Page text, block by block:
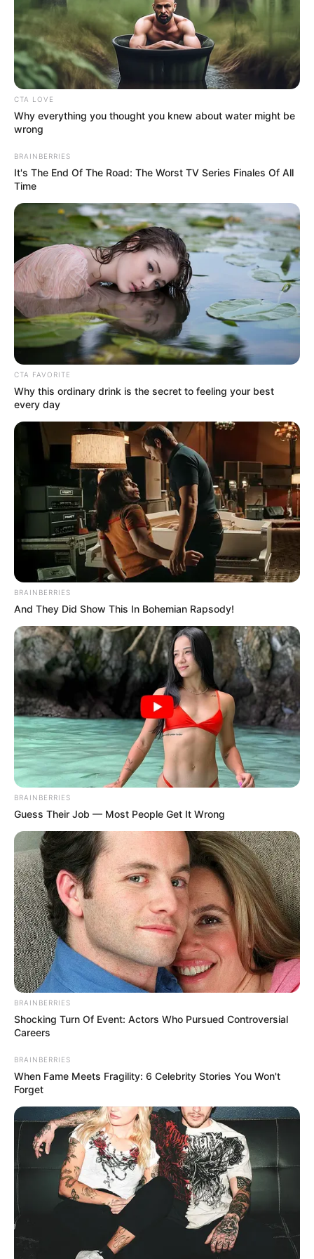
ΔΗΜΟΦΙΛΗ ΑΡΘΡΑ
BRICS: Η Ρωσία Και Η Ινδία Δεν
Χρειάζονται Πια Δολάριο ΗΠΑ
Παρασκευή, 2 Σεπτεμβρίου 2022, 19:13
BRICS: Η Ρωσία Και Η...
Το Judicial Watch
αποκαλύπτει το σχέδιο
προπαγάνδας της
κυβέρνησης Μπάιντεν για
την...
ΚΑΝΕΝΑΣ ΑΠΟ ΑΥΤΟΥΣ ΠΟΥ
ΕΤΡΕΞΑΝ ΤΗΝ ΑΤΖΕΝΤΑ ΤΟΥ
ΚΟΡΟΝΑ ΔΕΝ ΜΠΟΡΕΙ ΝΑ...
ΥΒΡΙΣ ΑΤΙΣ ΝΕΜΕΣΙΣ ΤΙΣΙΣ. Η
ΕΛΛΗΝΙΚΗ ΗΘΙΚΗ.
Εφημερίδες και ΜΜΕ που
χρηματοδοτούνται από τον
George Soros
Ο γιος μου Hunter !! Ξεκινάει τον
Σεπτέμβρη η προβολή της ταινίας...
Παρασκευή, 19 Αυγούστου 2022, 15:24
ΘΑ ΓΙΝΕΙ ΧΑMΟΣ – Στις...
Η Εξέγερση των Φωτεινών
Όντων Κατά Ερπετοειδών
οικονομική άβυσσο;
Ανοιχτή επιστολή προς τον
Πρόεδρο της Τουρκικής
Δημοκρατίας Ρ. Τ. Ερντογάν
ΑΠΟ ΣΗΜΕΡΑ ΤΙΠΟΤΑ ΔΕΝ
ΕΙΝΑΙ ΙΔΙΟ. ΕΝΕΡΓΟΠΟΙΗΣΗ
ΙΧΩΡ. ΤΑ ΣΗΜΑΔΙΑ ΕΜΦΑΝΗ,
CTA LOVE
Why everything you thought you knew about water might be
wrong
BRAINBERRIES
It's The End Of The Road: The Worst TV Series Finales Of All
Time
CTA FAVORITE
Why this ordinary drink is the secret to feeling your best
every day
BRAINBERRIES
And They Did Show This In Bohemian Rapsody!
BRAINBERRIES
Guess Their Job — Most People Get It Wrong
BRAINBERRIES
Shocking Turn Of Event: Actors Who Pursued Controversial
Careers
BRAINBERRIES
When Fame Meets Fragility: 6 Celebrity Stories You Won't
Forget